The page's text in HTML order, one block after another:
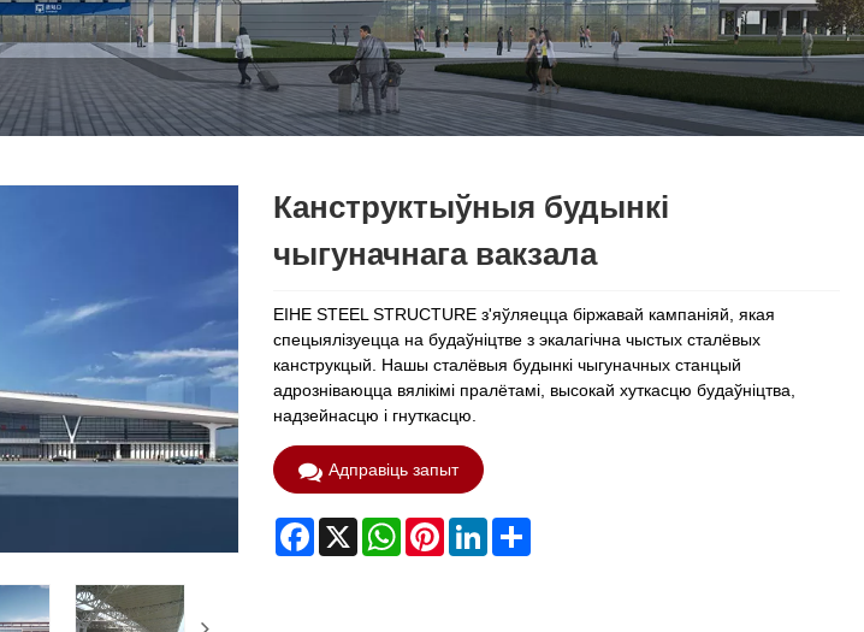
Канструктыўныя будынкі
чыгуначнага вакзала
EIHE STEEL STRUCTURE з'яўляецца біржавай кампаніяй, якая
спецыялізуецца на будаўніцтве з экалагічна чыстых сталёвых
канструкцый. Нашы сталёвыя будынкі чыгуначных станцый
адрозніваюцца вялікімі пралётамі, высокай хуткасцю будаўніцтва,
надзейнасцю і гнуткасцю.
Адправіць запыт
Facebook
X WhatsAppPinterestLinkedInShare